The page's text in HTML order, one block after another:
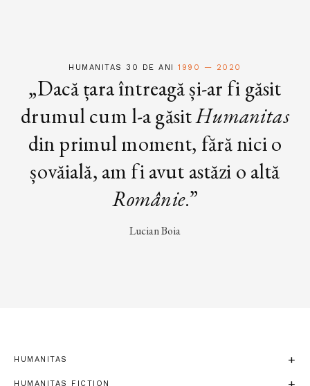
HUMANITAS 30 DE ANI1990 — 2020
„Dacă țara întreagă și-ar fi găsit
drumul cum l-a găsitHumanitas
din primul moment, fără nici o
șovăială, am fi avut astăzi o altă
Românie.”
Lucian Boia
HUMANITAS
HUMANITAS FICTION